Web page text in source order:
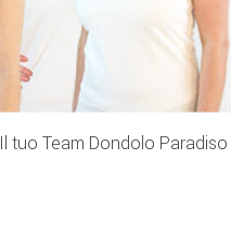
Il tuo Team Dondolo Paradiso